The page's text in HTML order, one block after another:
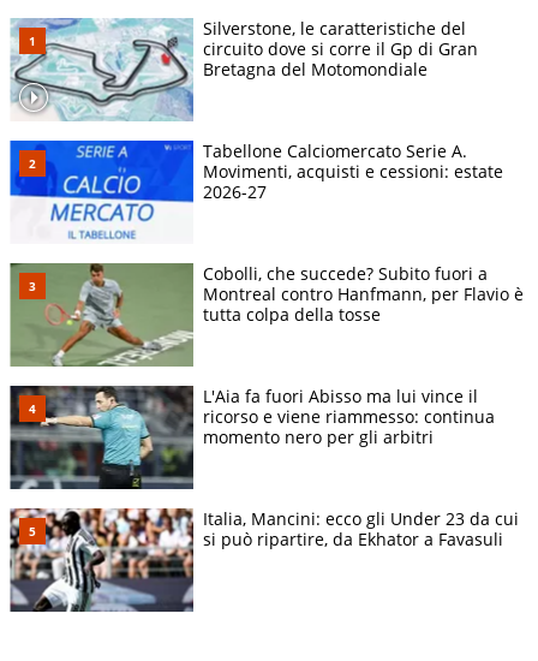
Silverstone, le caratteristiche del
circuito dove si corre il Gp di Gran
Bretagna del Motomondiale
Tabellone Calciomercato Serie A.
Movimenti, acquisti e cessioni: estate
2026-27
Cobolli, che succede? Subito fuori a
Montreal contro Hanfmann, per Flavio è
tutta colpa della tosse
L'Aia fa fuori Abisso ma lui vince il
ricorso e viene riammesso: continua
momento nero per gli arbitri
Italia, Mancini: ecco gli Under 23 da cui
si può ripartire, da Ekhator a Favasuli